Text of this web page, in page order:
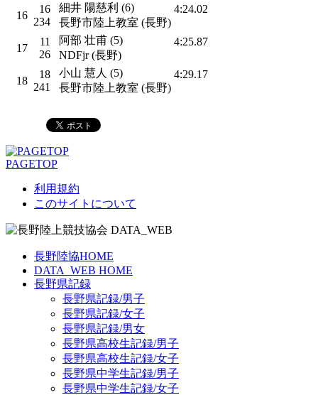
16
16
234
細井 陽慈利 (6)
長野市陸上教室 (長野)
4:24.02
17
11
26
阿部 壮甫 (5)
NDFjr (長野)
4:25.87
18
18
241
小山 慧人 (5)
長野市陸上教室 (長野)
4:29.17
PAGETOP
利用規約
このサイトについて
長野陸協HOME
DATA_WEB HOME
長野県記録
長野県記録/男子
長野県記録/女子
長野県記録/男女
長野県高校生記録/男子
長野県高校生記録/女子
長野県中学生記録/男子
長野県中学生記録/女子